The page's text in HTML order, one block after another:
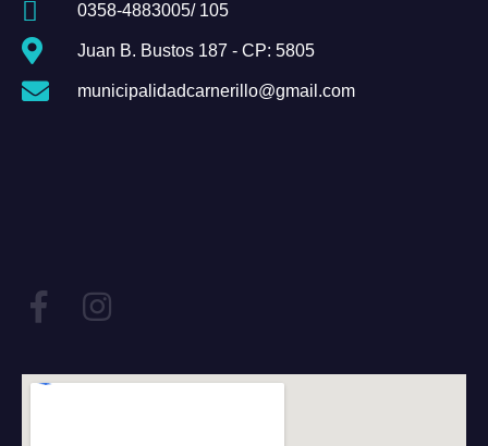
0358-4883005/ 105
Juan B. Bustos 187 - CP: 5805
municipalidadcarnerillo@gmail.com